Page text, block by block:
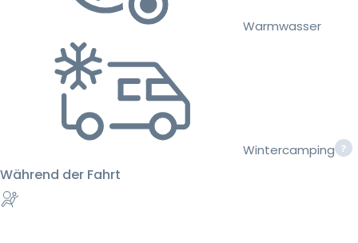
Warmwasser
Wintercamping
Während der Fahrt